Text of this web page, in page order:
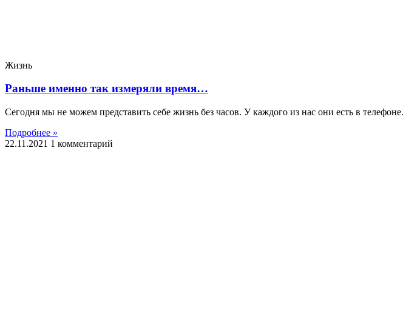
Жизнь
Раньше именно так измеряли время…
Сегодня мы не можем представить себе жизнь без часов. У каждого из нас они есть в
Подробнее »
22.11.2021 1 комментарий